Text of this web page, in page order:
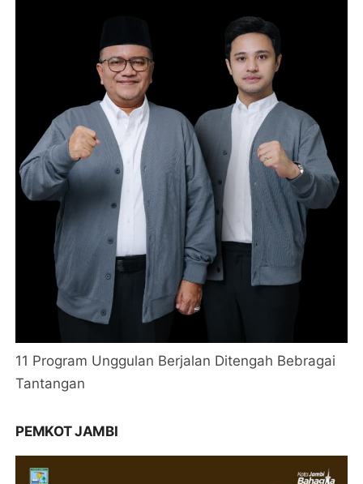
11 Program Unggulan Berjalan Ditengah Bebragai
Tantangan
PEMKOT JAMBI